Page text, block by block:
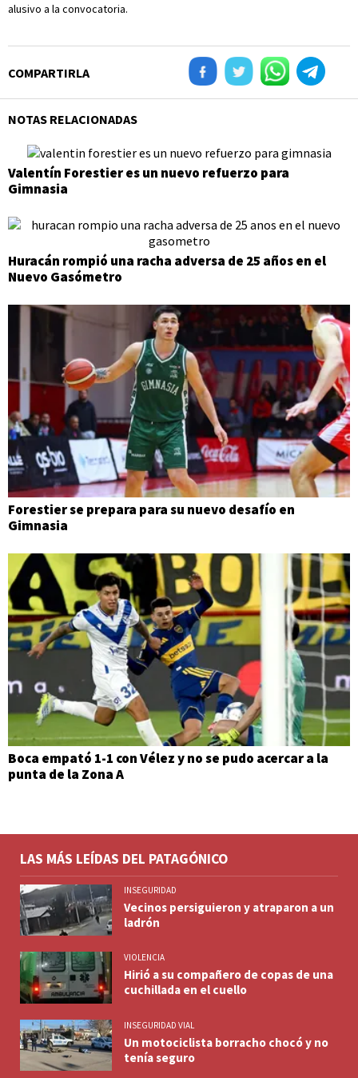
alusivo a la convocatoria.
COMPARTIRLA
NOTAS RELACIONADAS
Valentín Forestier es un nuevo refuerzo para
Gimnasia
Huracán rompió una racha adversa de 25 años en el
Nuevo Gasómetro
Forestier se prepara para su nuevo desafío en
Gimnasia
Boca empató 1-1 con Vélez y no se pudo acercar a la
punta de la Zona A
LAS MÁS LEÍDAS DEL PATAGÓNICO
INSEGURIDAD
Vecinos persiguieron y atraparon a un
ladrón
VIOLENCIA
Hirió a su compañero de copas de una
cuchillada en el cuello
INSEGURIDAD VIAL
Un motociclista borracho chocó y no
tenía seguro